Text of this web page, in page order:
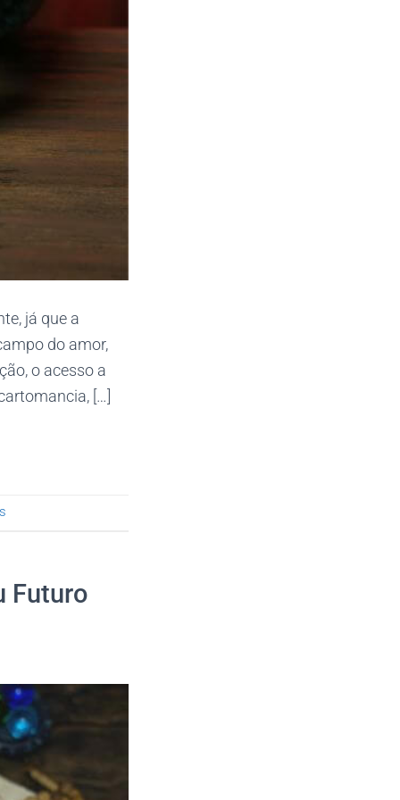
já que a
do amor,
o acesso a
[…]
Futuro